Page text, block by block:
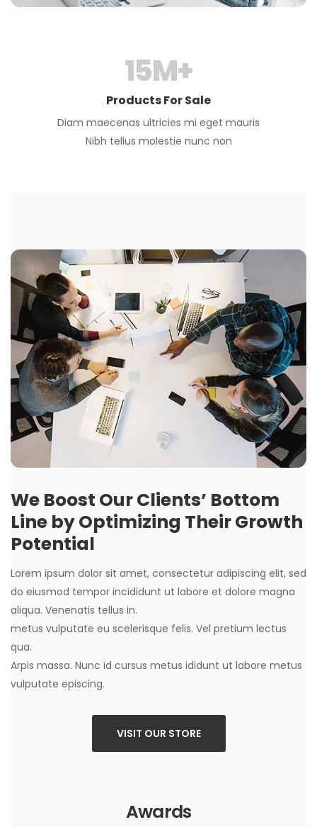
Products For Sale
15M+
Diam maecenas ultricies mi eget mauris
Nibh tellus molestie nunc non
We Boost Our Clients’ Bottom
Line by Optimizing Their Growth
Potential
Lorem ipsum dolor sit amet, consectetur adipiscing elit, sed
do eiusmod tempor incididunt ut labore et dolore magna
aliqua. Venenatis tellus in.
metus vulputate eu scelerisque felis. Vel pretium lectus
qua.
Arpis massa. Nunc id cursus metus ididunt ut labore metus
vulputate episcing.
VISIT OUR STORE
Awards